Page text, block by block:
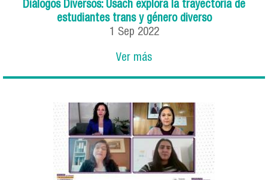
Diálogos Diversos: Usach explora la trayectoria de
estudiantes trans y género diverso
1 Sep 2022
Ver más